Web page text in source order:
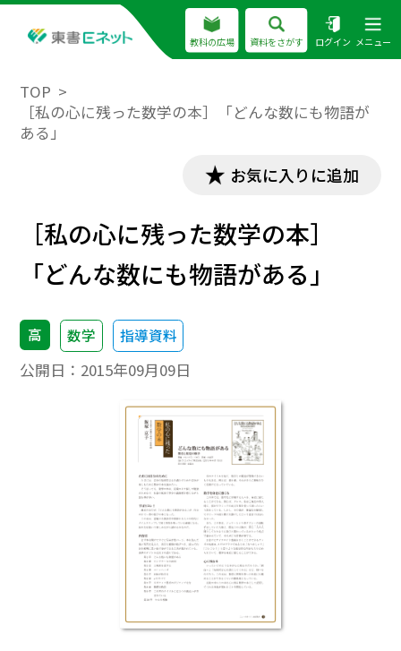
教科の広場 資料をさがす ログイン メニュー
TOP
［私の心に残った数学の本］「どんな数にも物語が
ある」
お気に入りに追加
［私の心に残った数学の本］
「どんな数にも物語がある」
高 数学 指導資料
公開日： 2015年09月09日